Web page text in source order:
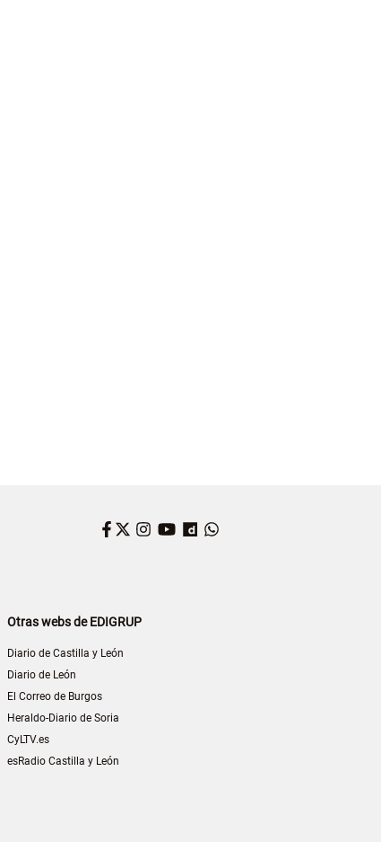
Facebook
Twitter
Instagram
YouTube
Dailymotion
Otras webs de EDIGRUP
Diario de Castilla y León
Diario de León
El Correo de Burgos
Heraldo-Diario de Soria
CyLTV.es
esRadio Castilla y León